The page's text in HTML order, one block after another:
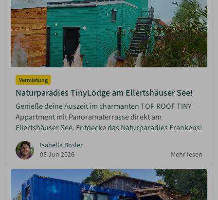
Vermietung
Naturparadies TinyLodge am Ellertshäuser See!
Genieße deine Auszeit im charmanten TOP ROOF TINY
Appartment mit Panoramaterrasse direkt am
Ellertshäuser See. Entdecke das Naturparadies Frankens!
Isabella Bosler
08 Jun 2026
Mehr lesen